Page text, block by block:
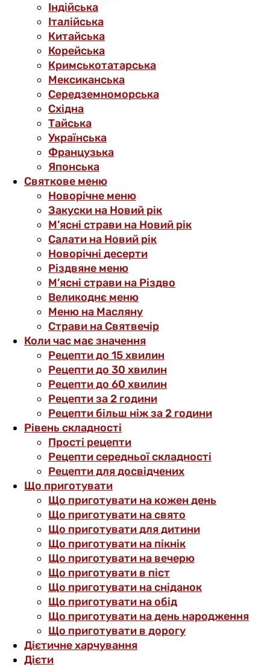
Індійська
Італійська
Китайська
Корейська
Кримськотатарська
Мексиканська
Середземноморська
Східна
Тайська
Українська
Французька
Японська
Святкове меню
Новорічне меню
Закуски на Новий рік
М’ясні страви на Новий рік
Салати на Новий рік
Новорічні десерти
Різдвяне меню
М’ясні страви на Різдво
Великоднє меню
Меню на Масляну
Страви на Святвечір
Коли час має значення
Рецепти до 15 хвилин
Рецепти до 30 хвилин
Рецепти до 60 хвилин
Рецепти за 2 години
Рецепти більш ніж за 2 години
Рівень складності
Прості рецепти
Рецепти середньої складності
Рецепти для досвідчених
Що приготувати
Що приготувати на кожен день
Що приготувати на свято
Що приготувати для дитини
Що приготувати на пікнік
Що приготувати на вечерю
Що приготувати в піст
Що приготувати на сніданок
Що приготувати на обід
Що приготувати на день народження
Що приготувати в дорогу
Дієтичне харчування
Дієти